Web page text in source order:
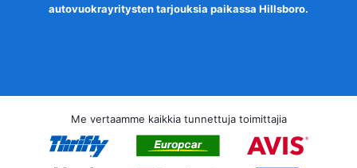
autovuokrayritysten tarjouksia paikassa Hillsboro.
Me vertaamme kaikkia tunnettuja toimittajia